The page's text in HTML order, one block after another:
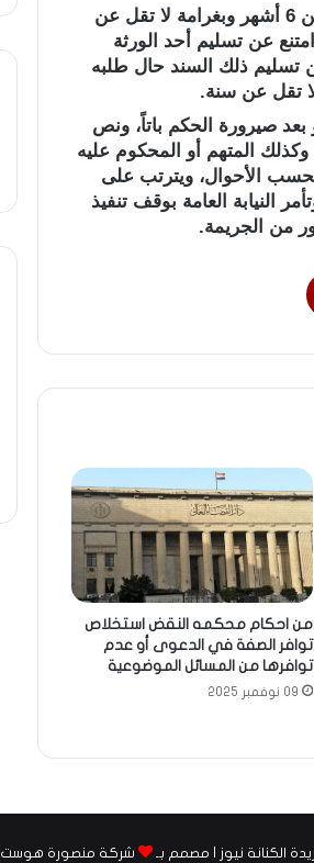
وفي هذا الصدد، ينص قانون المواريث، على عقوبة الحبس مدة لا تقل عن 6 أشهر وبغرامة لا تقل عن
عن تسليم أحد الورثة
تسليم ذلك السند حال طلبه
تقل عن سنة.
صيرورة الحكم باتاً، ونص
المتهم أو المحكوم عليه
بحسب الأحوال، ويترتب على
النيابة العامة بوقف تنفيذ
من الجريمة.
من احكام محكمه النقض استخلاص
توافر الصفة في الدعوى أو عدم
توافرها من المسائل الموضوعية
09 نوفمبر 2025
الكنانة نيوز | مصمم بـ شركة منصورة هوست